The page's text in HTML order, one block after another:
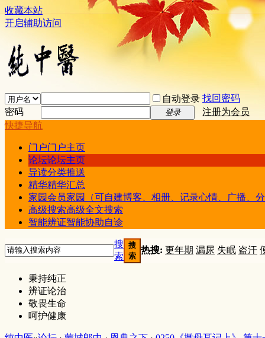
收藏本站
开启辅助访问
自动登录 找回密码
密码
登录
注册为会员
快捷导航
门户门户主页
论坛论坛主页
导读分类推送
精华精华汇总
家园会员家园（可自建博客、相册、记录心情、广播、
高级搜索高级全文搜索
智能辨证智能协助自诊
搜
索
搜
索
热搜: 更年期 漏尿 失眠 盗汗
秉持纯正
辨证论治
敬畏生命
呵护健康